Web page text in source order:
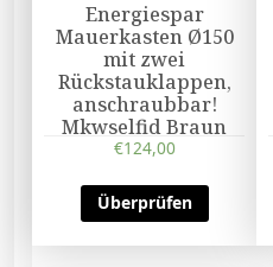
Energiespar
Mauerkasten Ø150
mit zwei
Rückstauklappen,
anschraubbar!
Mkwselfid Braun
€124,00
Überprüfen